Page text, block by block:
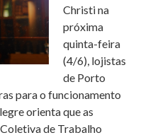
Christi na
próxima
quinta-feira
(4/6), lojistas
de Porto
para o funcionamento
orienta que as
de Trabalho